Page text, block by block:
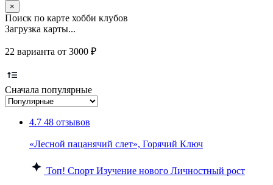
×
Поиск по карте хобби клубов
Загрузка карты...
22 варианта от 3000 ₽
Сначала популярные
4.7 48 отзывов
«Лесной пацанячий слет», Горячий Ключ
Топ! Спорт Изучение нового Личностный рост